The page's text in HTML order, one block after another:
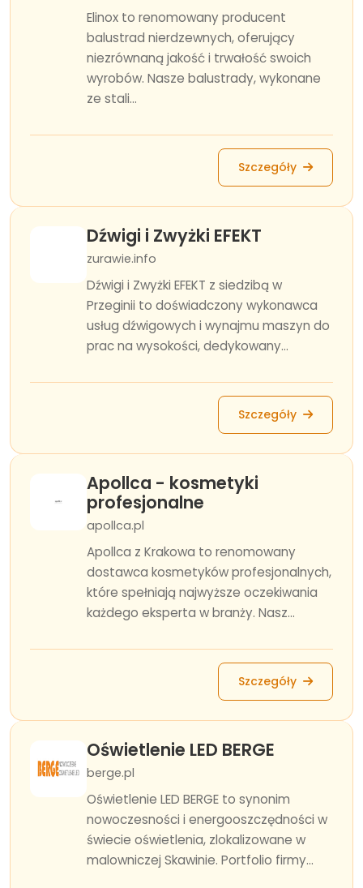
Elinox to renomowany producent
balustrad nierdzewnych, oferujący
niezrównaną jakość i trwałość swoich
wyrobów. Nasze balustrady, wykonane
ze stali...
Szczegóły
Dźwigi i Zwyżki EFEKT
zurawie.info
Dźwigi i Zwyżki EFEKT z siedzibą w
Przeginii to doświadczony wykonawca
usług dźwigowych i wynajmu maszyn do
prac na wysokości, dedykowany...
Szczegóły
Apollca - kosmetyki
profesjonalne
apollca.pl
Apollca z Krakowa to renomowany
dostawca kosmetyków profesjonalnych,
które spełniają najwyższe oczekiwania
każdego eksperta w branży. Nasz...
Szczegóły
Oświetlenie LED BERGE
berge.pl
Oświetlenie LED BERGE to synonim
nowoczesności i energooszczędności w
świecie oświetlenia, zlokalizowane w
malowniczej Skawinie. Portfolio firmy...